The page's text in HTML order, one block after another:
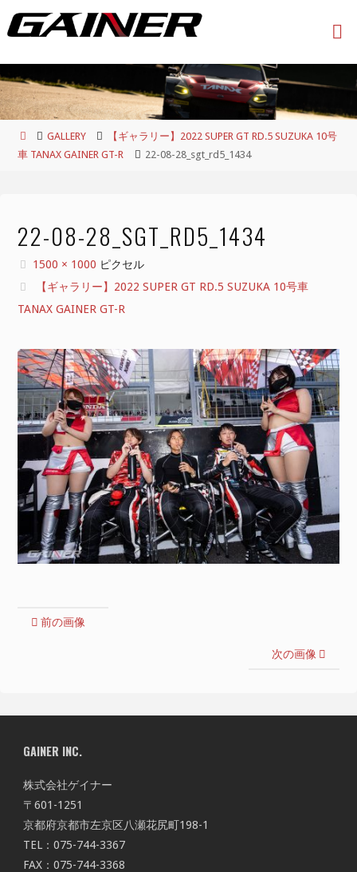
ン
ツ
へ
ホ
ー
GALLERY
【ギャラリー】2022 SUPER GT RD.5 SUZUKA 10号
車 TANAX GAINER GT-R
22-08-28_sgt_rd5_1434
22-08-28_SGT_RD5_1434
フ
ル
サ
ズ
1500 × 1000 ピクセル
【ギャラリー】2022 SUPER GT RD.5 SUZUKA 10号車
TANAX GAINER GT-R
前の画像
次の画像
GAINER INC.
株式会社ゲイナー
〒601-1251
京都府京都市左京区八瀬花尻町198-1
TEL：075-744-3367
FAX：075-744-3368